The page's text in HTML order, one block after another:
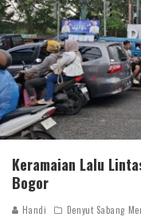
Keramaian Lalu
Bogor
Handi Denyut Sabang